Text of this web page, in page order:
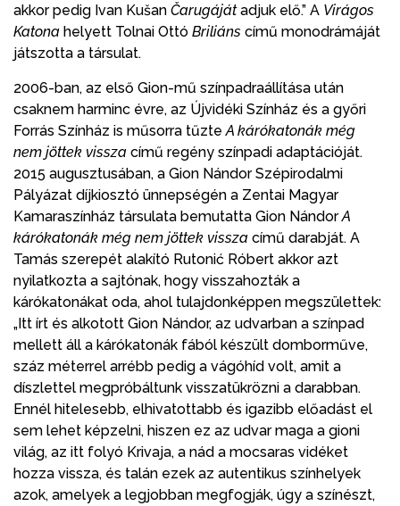
akkor pedig Ivan Kušan Čarugájátadjuk elő.” A Virágos
Katona helyett Tolnai Ottó Briliáns című monodrámáját
játszotta a társulat.
2006-ban, az első Gion-mű színpadraállítása után
csaknem harminc évre, az Újvidéki Színház és a győri
Forrás Színház is műsorra tűzteA kárókatonák még
nem jöttek vissza című regény színpadi adaptációját.
2015 augusztusában, a Gion Nándor Szépirodalmi
Pályázat díjkiosztó ünnepségén a Zentai Magyar
Kamaraszínház társulata bemutatta Gion NándorA
kárókatonák még nem jöttek vissza című darabját. A
Tamás szerepét alakító Rutonić Róbert akkor azt
nyilatkozta a sajtónak, hogy visszahozták a
kárókatonákat oda, ahol tulajdonképpen megszülettek:
„Itt írt és alkotott Gion Nándor, az udvarban a színpad
mellett áll a kárókatonák fából készült domborműve,
száz méterrel arrébb pedig a vágóhíd volt, amit a
díszlettel megpróbáltunk visszatükrözni a darabban.
Ennél hitelesebb, elhivatottabb és igazibb előadást el
sem lehet képzelni, hiszen ez az udvar maga a gioni
világ, az itt folyó Krivaja, a nád a mocsaras vidéket
hozza vissza, és talán ezek az autentikus színhelyek
azok, amelyek a legjobban megfogják, úgy a színészt,